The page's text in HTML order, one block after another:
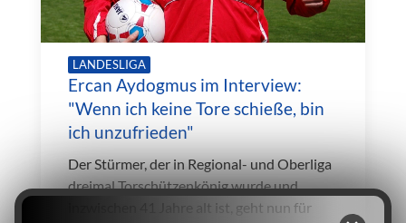
LANDESLIGA
Ercan Aydogmus im Interview:
"Wenn ich keine Tore schieße, bin
ich unzufrieden"
Der Stürmer, der in Regional- und Oberliga
dreimal Torschützenkönig wurde und
inzwischen 41 Jahre alt ist, geht nun für